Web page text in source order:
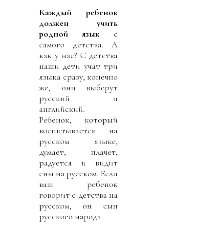
Каждый ребенок
должен учить
родной язык с
самого детства. А
как у нас? С детства
наши дети учат три
языка сразу, конечно
же, они выберут
русский и
английский.
Ребенок, который
воспитывается на
русском языке,
думает, плачет,
радуется и видит
сны на русском. Если
ваш ребенок
говорит с детства на
русском, он сын
русского народа.